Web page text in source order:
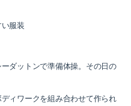
服装
ダットンで準備体操。その日の
ィワークを組み合わせて作られ